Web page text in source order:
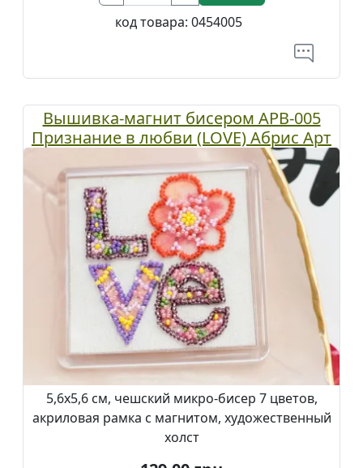
код товара: 0454005
Вышивка-магнит бисером APB-005
Признание в любви (LOVE) Абрис Арт
5,6х5,6 см, чешский микро-бисер 7 цветов,
акриловая рамка с магнитом, художественный
холст